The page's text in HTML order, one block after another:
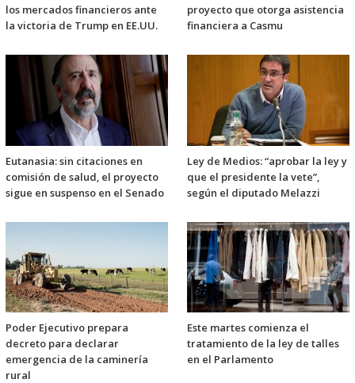
los mercados financieros ante
la victoria de Trump en EE.UU.
proyecto que otorga asistencia
financiera a Casmu
Eutanasia: sin citaciones en
comisión de salud, el proyecto
sigue en suspenso en el Senado
Ley de Medios: “aprobar la ley y
que el presidente la vete”,
según el diputado Melazzi
Poder Ejecutivo prepara
decreto para declarar
emergencia de la caminería
rural
Este martes comienza el
tratamiento de la ley de talles
en el Parlamento